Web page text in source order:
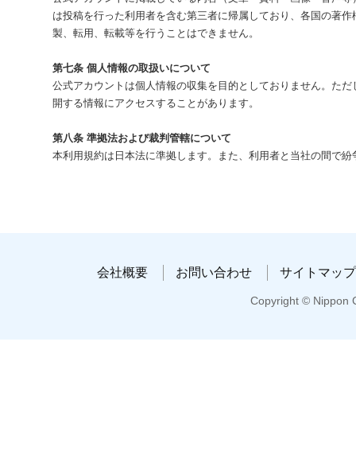
は投稿を行った利用者を含む第三者に帰属しており、各国の著
製、転用、転載等を行うことはできません。
第七条 個人情報の取扱いについて
公式アカウントは個人情報の収集を目的としておりません。た
開する情報にアクセスすることがあります。
第八条 準拠法および裁判管轄について
本利用規約は日本法に準拠します。また、利用者と当社の間で
会社概要 お問い合わせ サイトマップ
Copyright © Nippon